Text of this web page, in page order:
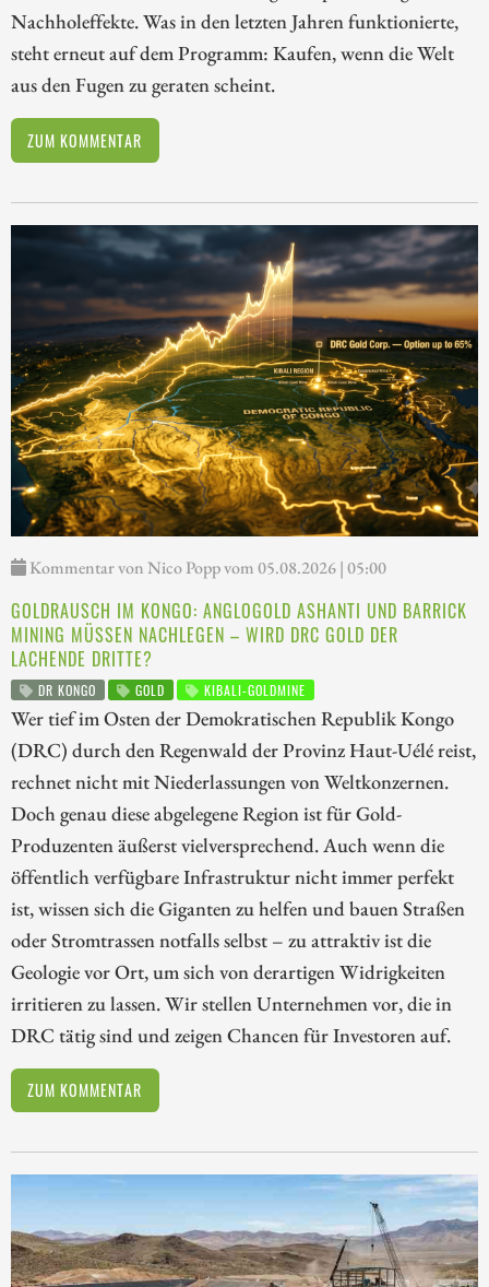
Nachholeffekte. Was in den letzten Jahren funktionierte,
steht erneut auf dem Programm: Kaufen, wenn die Welt
aus den Fugen zu geraten scheint.
ZUM KOMMENTAR
Kommentar von Nico Popp vom 05.08.2026 | 05:00
GOLDRAUSCH IM KONGO: ANGLOGOLD ASHANTI UND BARRICK
MINING MÜSSEN NACHLEGEN – WIRD DRC GOLD DER
LACHENDE DRITTE?
DR KONGO GOLD KIBALI-GOLDMINE
Wer tief im Osten der Demokratischen Republik Kongo
(DRC) durch den Regenwald der Provinz Haut-Uélé reist,
rechnet nicht mit Niederlassungen von Weltkonzernen.
Doch genau diese abgelegene Region ist für Gold-
Produzenten äußerst vielversprechend. Auch wenn die
öffentlich verfügbare Infrastruktur nicht immer perfekt
ist, wissen sich die Giganten zu helfen und bauen Straßen
oder Stromtrassen notfalls selbst – zu attraktiv ist die
Geologie vor Ort, um sich von derartigen Widrigkeiten
irritieren zu lassen. Wir stellen Unternehmen vor, die in
DRC tätig sind und zeigen Chancen für Investoren auf.
ZUM KOMMENTAR